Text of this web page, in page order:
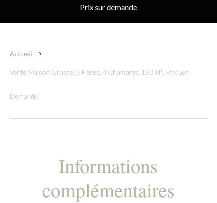
Prix sur demande
Accueil
Vente Maison Grasse, 5 Pièces, 4 Chambres, 168 M², Prix Sur
Demande
Informations
complémentaires